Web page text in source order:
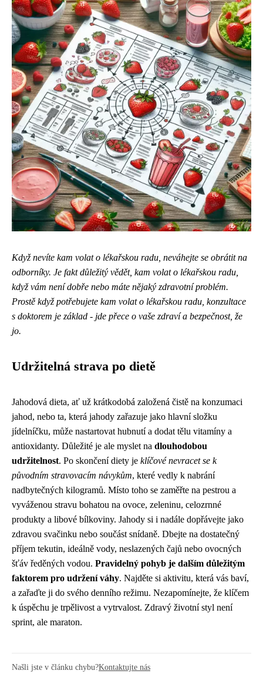
Když nevíte kam volat o lékařskou radu, neváhejte se obrátit na
odborníky. Je fakt důležitý vědět, kam volat o lékařskou radu
když vám není dobře nebo máte nějaký zdravotní problém.
Prostě když potřebujete kam volat o lékařskou radu, konzultace
s doktorem je základ - jde přece o vaše zdraví a bezpečnost, že
jo.
Udržitelná strava po dietě
Jahodová dieta, ať už krátkodobá založená čistě na konzumaci
jahod, nebo ta, která jahody zařazuje jako hlavní složku
jídelníčku, může nastartovat hubnutí a dodat tělu vitamíny a
antioxidanty. Důležité je ale myslet na dlouhodobou
udržitelnost. Po skončení diety je klíčové nevracet se k
původním stravovacím návykům, které vedly k nabrání
nadbytečných kilogramů. Místo toho se zaměřte na pestrou a
vyváženou stravu bohatou na ovoce, zeleninu, celozrnné
produkty a libové bílkoviny. Jahody si i nadále dopřávejte jako
zdravou svačinku nebo součást snídaně. Dbejte na dostatečný
příjem tekutin, ideálně vody, neslazených čajů nebo ovocných
šťáv ředěných vodou. Pravidelný pohyb je dalším důležitým
faktorem pro udržení váhy. Najděte si aktivitu, která vás baví,
a zařaďte ji do svého denního režimu. Nezapomínejte, že klíčem
k úspěchu je trpělivost a vytrvalost. Zdravý životní styl není
sprint, ale maraton.
Našli jste v článku chybu?Kontaktujte nás